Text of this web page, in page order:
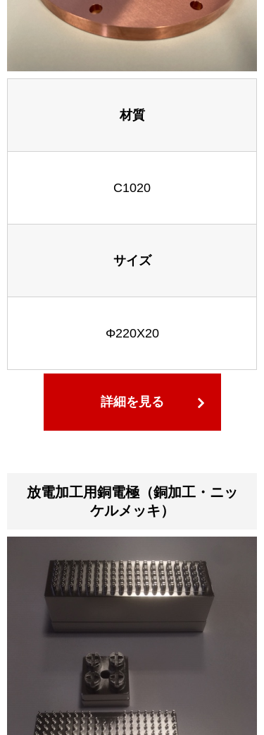
材質
C1020
サイズ
Φ220X20
詳細を見る
放電加工用銅電極（銅加工・ニッ
ケルメッキ）